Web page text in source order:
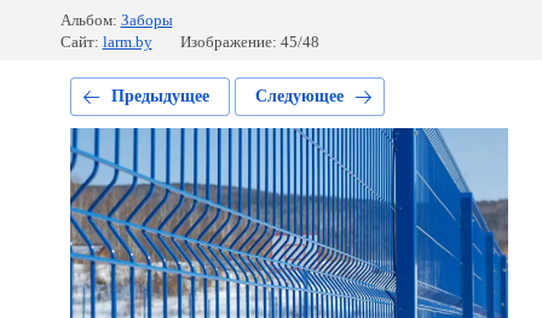
Альбом: Заборы
Сайт: larm.by Изображение: 45/48
Предыдущее Следующее